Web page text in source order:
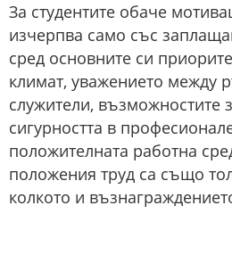
За студентите обаче
изчерпва само със
сред основните си
климат, уважението между
служители, възможностите
сигурността в
положителната работна
положения труд са също
колкото и